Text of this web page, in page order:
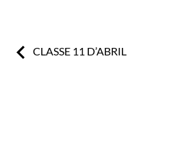
Previous:
CLASSE 11 D’ABRIL